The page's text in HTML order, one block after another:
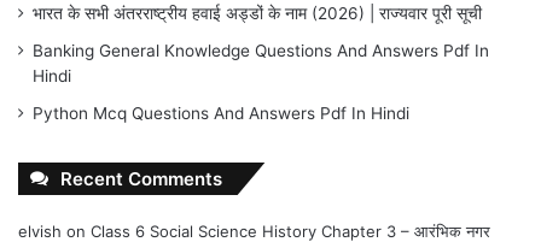
भारत के सभी अंतरराष्ट्रीय हवाई अड्डों के नाम (2026) | राज्यवार पूरी सूची
Banking General Knowledge Questions And Answers Pdf In
Hindi
Python Mcq Questions And Answers Pdf In Hindi
Recent Comments
elvish on Class 6 Social Science History Chapter 3 – आरंभिक नगर